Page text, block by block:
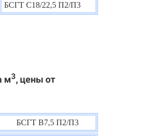
БСГТ С18/22,5 П2/П3
м3, цены от
БСГТ В7,5 П2/П3